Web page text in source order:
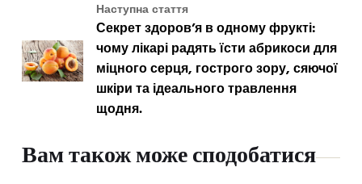
Наступна стаття
Секрет здоров’я в одному фрукті:
чому лікарі радять їсти абрикоси для
міцного серця, гострого зору, сяючої
шкіри та ідеального травлення
щодня.
Вам також може сподобатися